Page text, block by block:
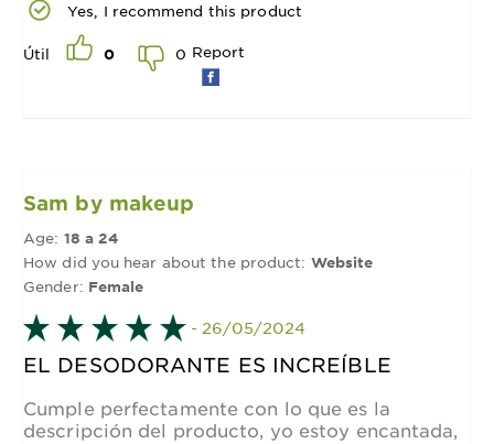
Yes, I recommend this product
Útil 0 0 Report
Sam by makeup
Age: 18 a 24
How did you hear about the product: Website
Gender: Female
- 26/05/2024
EL DESODORANTE ES INCREÍBLE
Cumple perfectamente con lo que es la
descripción del producto, yo estoy encantada,